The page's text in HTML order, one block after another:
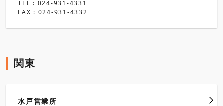
TEL : 024-931-4331
FAX : 024-931-4332
関東
水戸営業所